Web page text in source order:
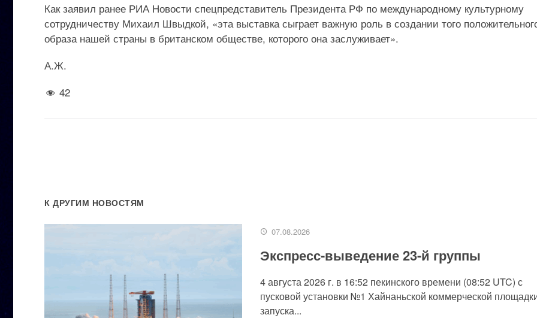
Как заявил ранее РИА Новости спецпредставитель Президента РФ по международному культурному
сотрудничеству Михаил Швыдкой, «эта выставка сыграет важную роль в создании того
образа нашей страны в британском обществе, которого она заслуживает».
А.Ж.
42
К ДРУГИМ НОВОСТЯМ
07.08.2026
Экспресс-выведение 23-й группы
4 августа 2026 г. в 16:52 пекинского времени (08:52 UTC) с
пусковой установки №1 Хайнаньской коммерческой
запуска...